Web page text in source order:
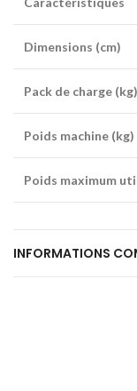
Dimensions (cm)
Pack de charge (kg)
Poids machine (kg)
Poids maximum
INFORMATIONS